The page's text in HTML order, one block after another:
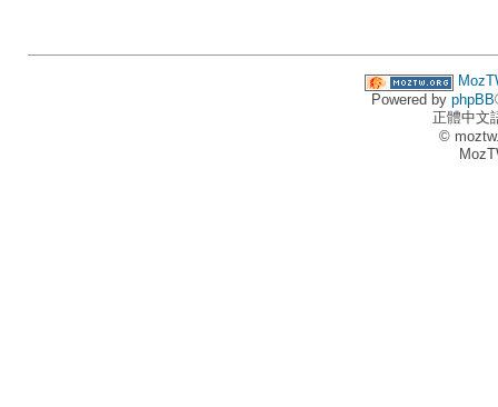
Powered by phpBB
正體中文
©